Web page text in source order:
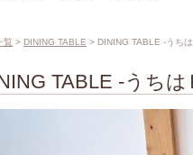
覧 > DINING TABLE > DINING TABLE -うち
TABLE -うちは